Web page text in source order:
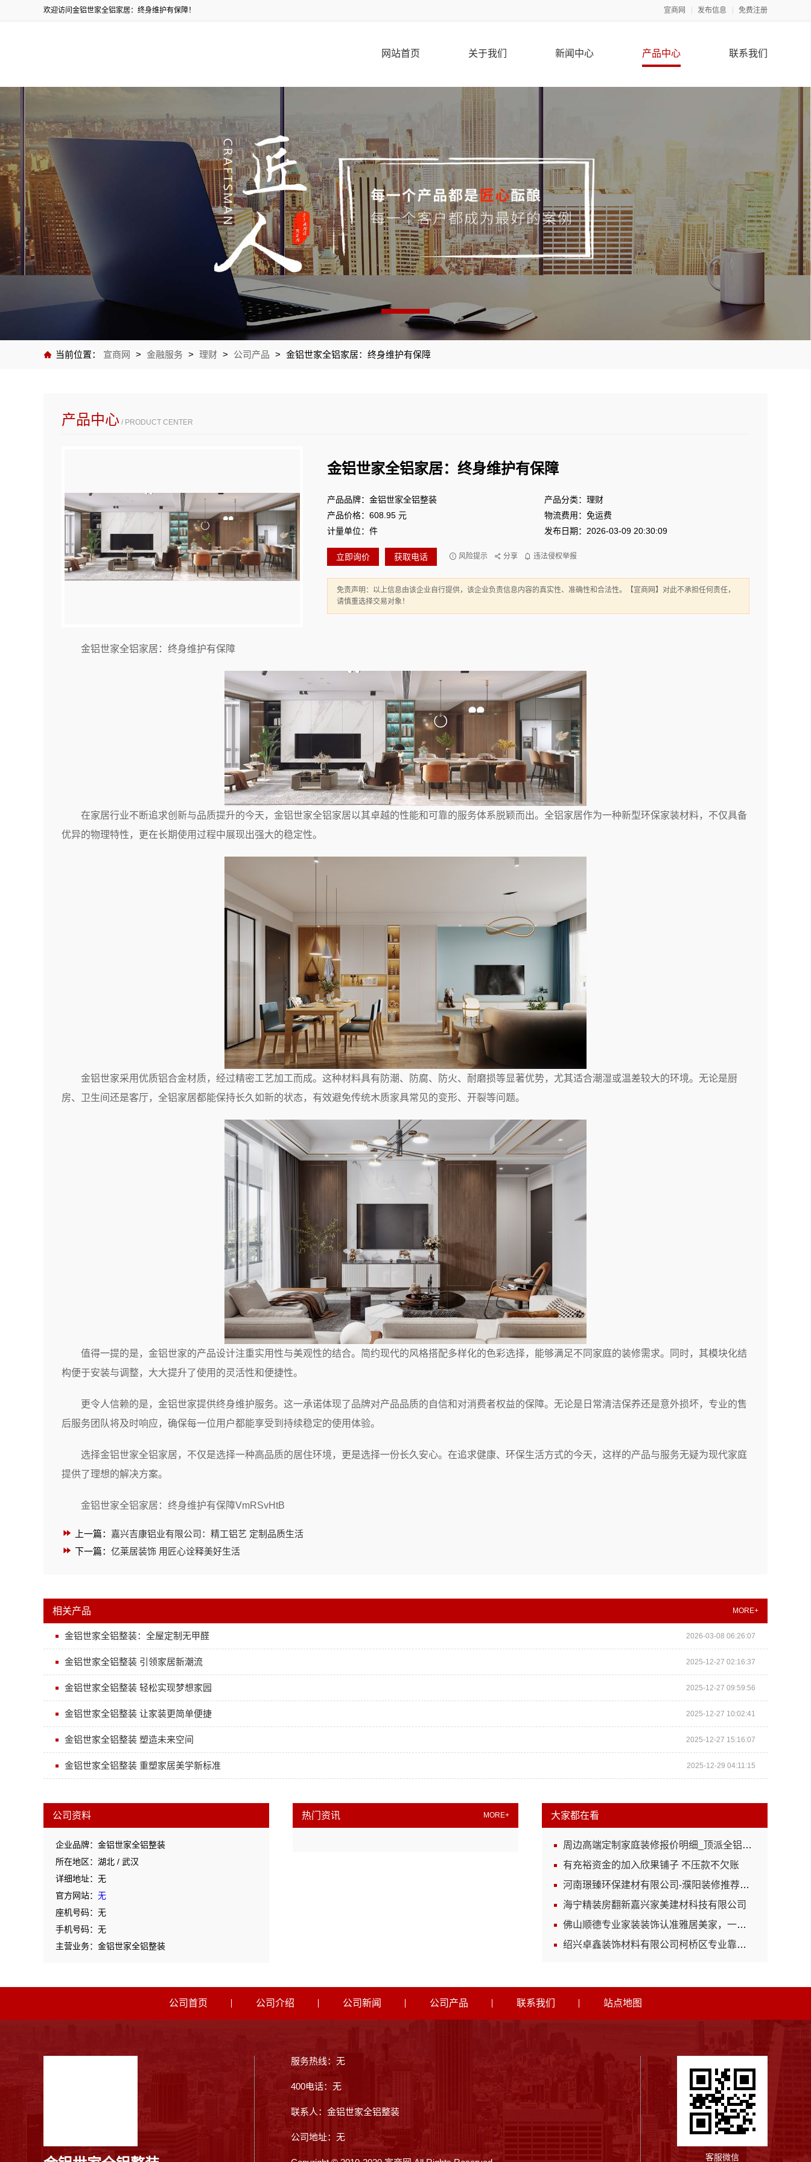
欢迎访问金铝世家全铝家居：终身维护有保障！ 宣商网 发布信息 免费注册
网站首页 关于我们 新闻中心 产品中心 联系我们
当前位置： 宣商网 > 金融服务 > 理财 > 公司产品 > 金铝世家全铝家居：终身维护有保障
产品中心 / PRODUCT CENTER
金铝世家全铝家居：终身维护有保障
产品品牌：金铝世家全铝整装
产品分类：理财
产品价格：608.95 元
物流费用：免运费
计量单位：件
发布日期：2026-03-09 20:30:09
立即询价 获取电话 风险提示 分享 违法侵权举报
免责声明：以上信息由该企业自行提供，该企业负责信息内容的真实性、准确性和合法性。【宣商网】对此不承担任何责任，
请慎重选择交易对象！
金铝世家全铝家居：终身维护有保障
在家居行业不断追求创新与品质提升的今天，金铝世家全铝家居以其卓越的性能和可靠的服务体系脱颖而出。全铝家居作为一种新型环保家装材料，不仅具备
优异的物理特性，更在长期使用过程中展现出强大的稳定性。
金铝世家采用优质铝合金材质，经过精密工艺加工而成。这种材料具有防潮、防腐、防火、耐磨损等显著优势，尤其适合潮湿或温差较大的环境。无论是厨
房、卫生间还是客厅，全铝家居都能保持长久如新的状态，有效避免传统木质家具常见的变形、开裂等问题。
值得一提的是，金铝世家的产品设计注重实用性与美观性的结合。简约现代的风格搭配多样化的色彩选择，能够满足不同家庭的装修需求。同时，其模块化结
构便于安装与调整，大大提升了使用的灵活性和便捷性。
更令人信赖的是，金铝世家提供终身维护服务。这一承诺体现了品牌对产品品质的自信和对消费者权益的保障。无论是日常清洁保养还是意外损坏，专业的售
后服务团队将及时响应，确保每一位用户都能享受到持续稳定的使用体验。
选择金铝世家全铝家居，不仅是选择一种高品质的居住环境，更是选择一份长久安心。在追求健康、环保生活方式的今天，这样的产品与服务无疑为现代家庭
提供了理想的解决方案。
金铝世家全铝家居：终身维护有保障VmRSvHtB
上一篇： 嘉兴吉康铝业有限公司：精工铝艺 定制品质生活
下一篇： 亿莱居装饰 用匠心诠释美好生活
相关产品 MORE+
金铝世家全铝整装：全屋定制无甲醛 2026-03-08 06:26:07
金铝世家全铝整装 引领家居新潮流 2025-12-27 02:16:37
金铝世家全铝整装 轻松实现梦想家园 2025-12-27 09:59:56
金铝世家全铝整装 让家装更简单便捷 2025-12-27 10:02:41
金铝世家全铝整装 塑造未来空间 2025-12-27 15:16:07
金铝世家全铝整装 重塑家居美学新标准 2025-12-29 04:11:15
公司资料
企业品牌：金铝世家全铝整装
所在地区：湖北 / 武汉
详细地址：无
官方网站： 无
座机号码：无
手机号码：无
主营业务：金铝世家全铝整装
热门资讯 MORE+ 大家都在看
周边高端定制家庭装修报价明细_顶派全铝高端定制
有充裕资金的加入欣果铺子 不压款不欠账
河南璟臻环保建材有限公司-濮阳装修推荐省心省心
海宁精装房翻新嘉兴家美建材科技有限公司
佛山顺德专业家装装饰认准雅居美家，一站式服务放心
绍兴卓鑫装饰材料有限公司柯桥区专业靠谱装修自有施工队
公司首页 公司介绍 公司新闻 公司产品 联系我们 站点地图
服务热线：无
400电话：无
联系人：金铝世家全铝整装
公司地址：无
客服微信